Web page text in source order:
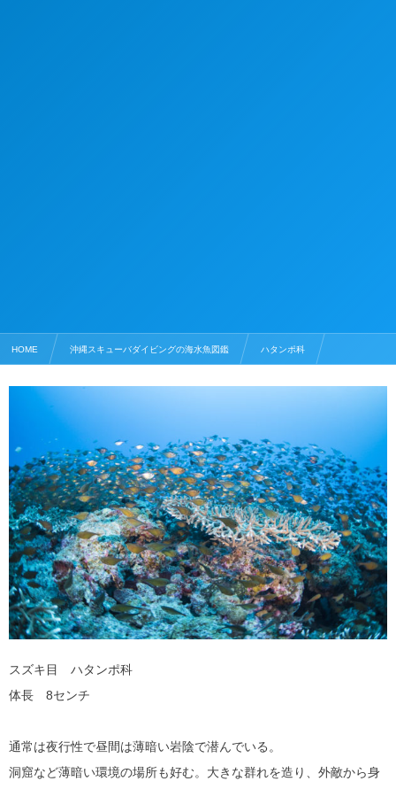
HOME 沖縄スキューバダイビングの海水魚図鑑 ハタンポ科
スズキ目 ハタンポ科
体長 8センチ
通常は夜行性で昼間は薄暗い岩陰で潜んでいる。
洞窟など薄暗い環境の場所も好む。大きな群れを造り、外敵から身